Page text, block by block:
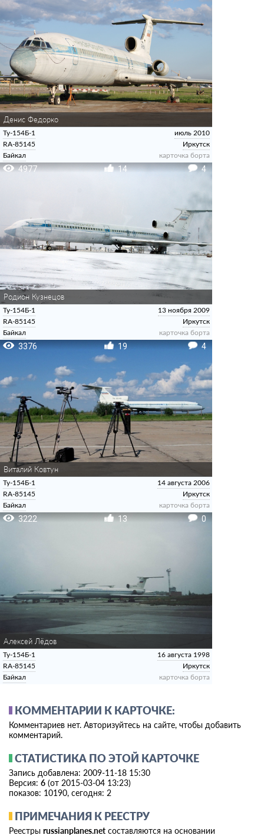
Денис Федорко
Ту-154Б-1
RA-85145
Байкал
июль 2010
Иркутск
карточка борта
4977 14 4
Родион Кузнецов
Ту-154Б-1
RA-85145
Байкал
13 ноября 2009
Иркутск
карточка борта
3376 19 4
Виталий Ковтун
Ту-154Б-1
RA-85145
Байкал
14 августа 2006
Иркутск
карточка борта
3222 13 0
Алексей Лёдов
Ту-154Б-1
RA-85145
Байкал
16 августа 1998
Иркутск
карточка борта
КОММЕНТАРИИ К КАРТОЧКЕ:
Комментариев нет. Авторизуйтесь на сайте, чтобы добавить
комментарий.
СТАТИСТИКА ПО ЭТОЙ КАРТОЧКЕ
Запись добавлена: 2009-11-18 15:30
Версия: 6 (от 2015-03-04 13:23)
показов: 10190, сегодня: 2
ПРИМЕЧАНИЯ К РЕЕСТРУ
Реестры russianplanes.net составляются на основании